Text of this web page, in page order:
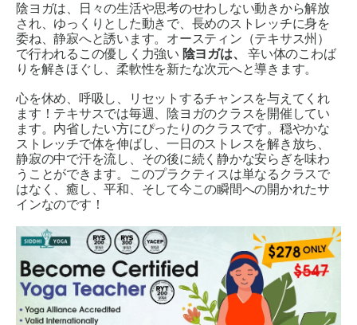
陰ヨガは、日々の生活や思考のせわしない動きから解放
され、ゆっくりとした動きで、長めのストレッチに身を
委ね、静寂へと誘います。オースティン（テキサス州）
で行われるこの優しく力強い 陰ヨガは、
辛い体のこわば
りを解きほぐし、柔軟性を新たな次元へと導きます。
心を休め、呼吸し、リセットするチャンスを与えてくれ
ます！テキサスでは毎週、陰ヨガのクラスを開催してい
ます。内省したい方にぴったりのクラスです。穏やかな
ストレッチで体を伸ばし、一日のストレスを解き放ち、
静寂の中で汗を流し、その後に続く静かな安らぎを味わ
うことができます。このプラクティスは単なるクラスで
はなく、癒し、平和、そして今この瞬間への開かれたサ
インなのです！